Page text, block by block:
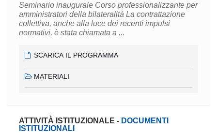
Seminario inaugurale Corso professionalizzante per
amministratori della bilateralità La contrattazione
collettiva, anche alla luce dei recenti impulsi
normativi, è stata chiamata a ...
SCARICA IL PROGRAMMA
MATERIALI
ATTIVITÀ ISTITUZIONALE - DOCUMENTI
ISTITUZIONALI